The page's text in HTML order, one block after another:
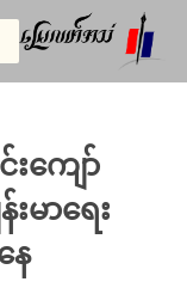
ကျော်
မာရေး
ေ